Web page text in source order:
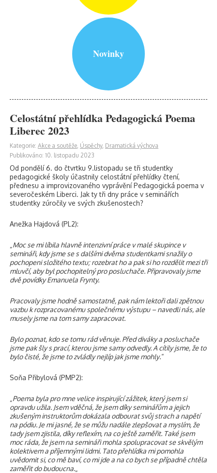
Novinky
Celostátní přehlídka Pedagogická Poema
Liberec 2023
Kategorie: Akce a soutěže, Úspěchy, Dramatická výchova
Publikováno: 10. listopadu 2023
Od pondělí 6. do čtvrtku 9.listopadu se tři studentky
pedagogické školy účastnily celostátní přehlídky čtení,
přednesu a improvizovaného vyprávění Pedagogická poema v
severočeském Liberci. Jak ty tři dny práce v seminářích
studentky zúročily ve svých zkušenostech?
Anežka Hajdová (PL2):
Moc se mi líbila hlavně intenzivní práce v malé skupince v
semináři, kdy jsme se s dalšími dvěma studentkami snažily o
pochopeni složitého textu; rozebrat ho a pak si ho rozdělit mezi tři
mluvčí, aby byl pochopitelný pro posluchače. Připravovaly jsme
dvě povídky Emanuela Frynty.
Pracovaly jsme hodně samostatně, pak nám lektoři dali zpětnou
vazbu k rozpracovanému společnému výstupu – navedli nás, ale
musely jsme na tom samy zapracovat.
Bylo poznat, kdo se tomu rád věnuje. Před diváky a posluchače
jsme pak šly s prací, kterou jsme samy odvedly. A cítily jsme, že to
bylo čisté, že jsme to zvládly nejlíp jak jsme mohly.“
Soňa Přibylová (PMP2):
Poema byla pro mne velice inspirující zážitek, který jsem si
opravdu užila. Jsem vděčná, že jsem díky seminářům a jejich
zkušeným instruktorům dokázala odbourat svůj strach a napětí
na pódiu. Je mi jasné, že se můžu nadále zlepšovat a myslím, že
tady jsem zjistila, díky reflexím, na co ještě zaměřit. Také jsem
moc ráda, že jsem na semináři mohla spolupracovat se skvělým
kolektivem a příjemnými lidmi. Tato přehlídka mi pomohla
uvědomit si, co mě baví, co mi jde a na co bych se případně chtěla
zaměřit do budoucna.